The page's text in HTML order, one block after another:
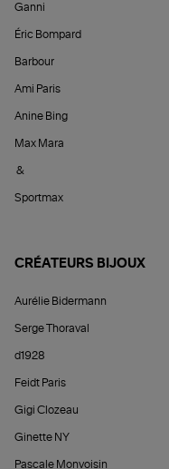
Ganni
Éric Bompard
Barbour
Ami Paris
Anine Bing
Max Mara
&
Sportmax
CRÉATEURS BIJOUX
Aurélie Bidermann
Serge Thoraval
d1928
Feidt Paris
Gigi Clozeau
Ginette NY
Pascale Monvoisin